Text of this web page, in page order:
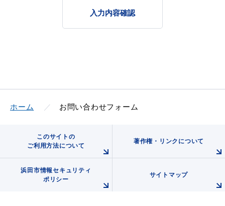
入力内容確認
ホーム お問い合わせフォーム
このサイトの
ご利用方法について
著作権・リンクについて
浜田市情報セキュリティ
ポリシー
サイトマップ